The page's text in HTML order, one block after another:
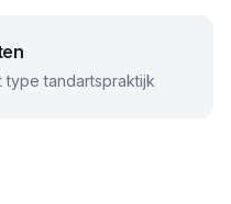
tandartspraktijk